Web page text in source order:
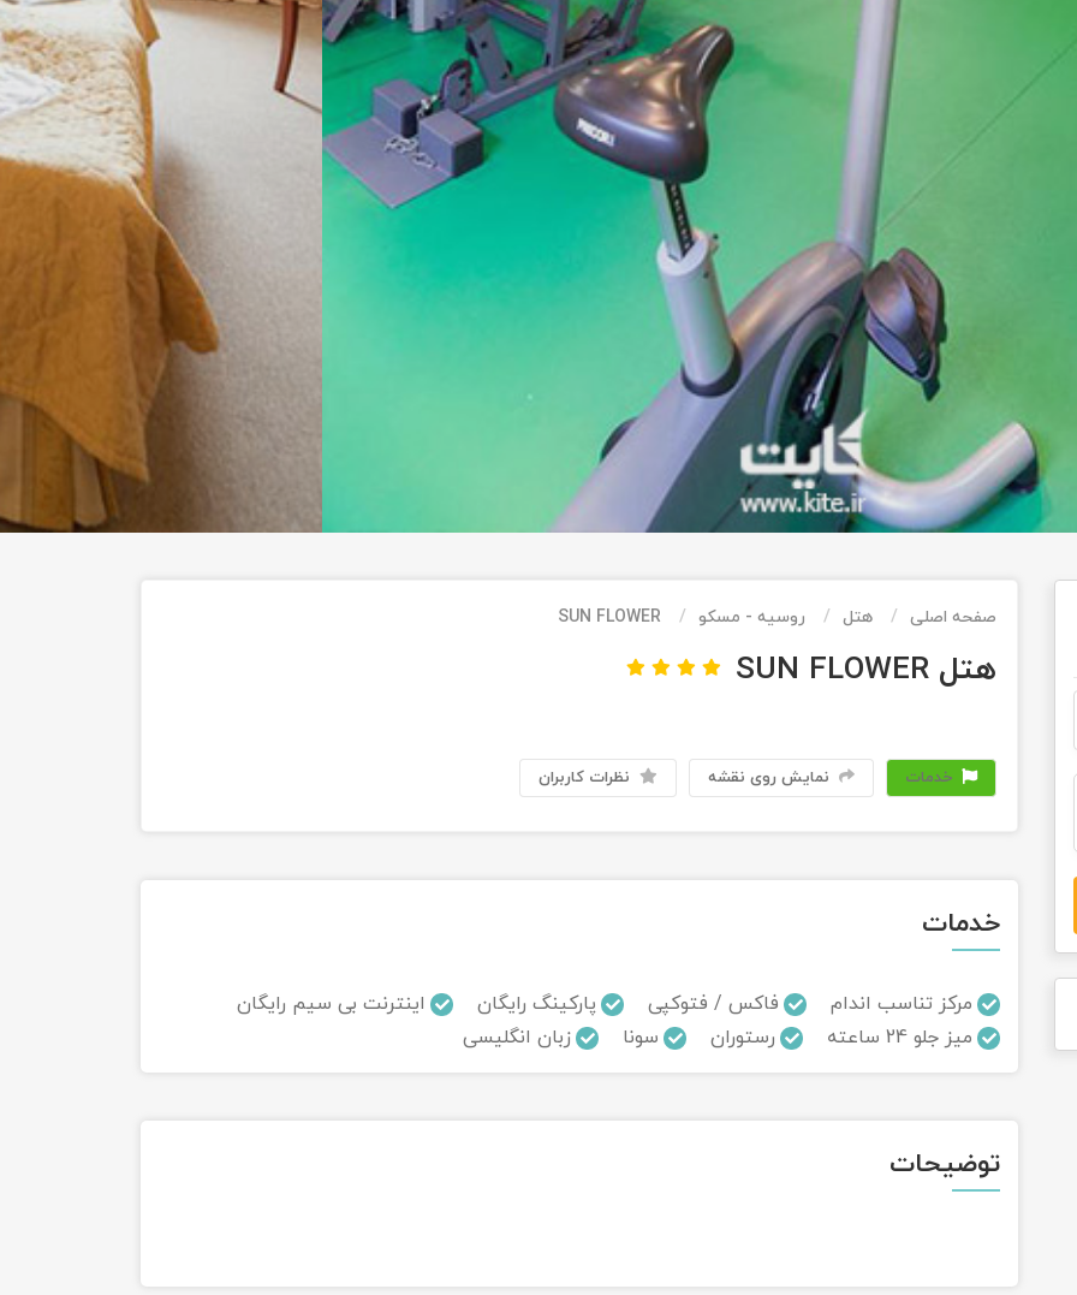
صفحه اصلی هتل روسیه - مسکو SUN FLOWER
هتل SUN FLOWER
خدمات نمایش روی نقشه نظرات کاربران
خدمات
مرکز تناسب اندام فاکس / فتوکپی پارکینگ رایگان
اینترنت بی سیم رایگان
میز جلو 24 ساعته
رستوران سونا زبان انگلیسی
توضیحات